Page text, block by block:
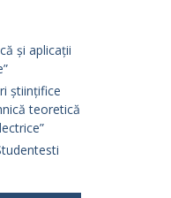
și aplicații
științifice
teoretică